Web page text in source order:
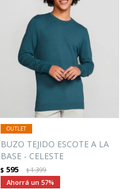
BUZO TEJIDO ESCOTE A LA
BASE - CELESTE
$ 595 $1.399
57